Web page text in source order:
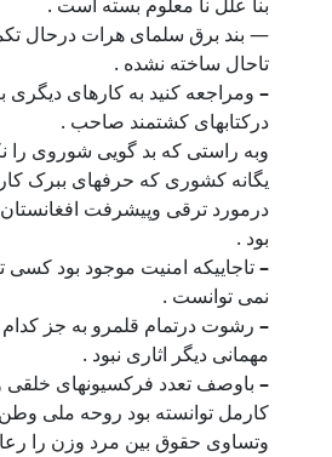
— بند برق سلمای هرات درحال
تاحال ساخته نشده .
– ومراجعه کنید به کارهای
درکتابهای کشتمند صاحب .
وبه راستی که بد گویی شوروی را
یگانه کشوری که حرفهای ببرک
درمورد ترقی وپیشرفت
بود .
–تاجاییکه امنیت موجود بود
نمی توانست .
– رشوت درتمام قلمرو به جز
مهمانی دیگر اثاری نبود .
– باوصف تعدد فرکسیونهای
کارمل توانسته بود روحه ملی
وتساوی حقوق بین مرد وزن را